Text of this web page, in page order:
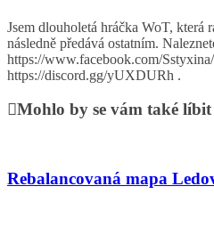
Jsem dlouholetá hráčka WoT, která
následně předává ostatním.
https://www.facebook.com/
https://discord.gg/yUXDURh .
Mohlo by se vám také líbit
Rebalancovaná mapa